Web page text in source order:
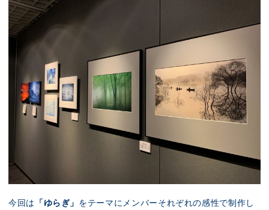
今回は 「ゆらぎ」 をテーマにメンバーそれぞれの感性で制作し